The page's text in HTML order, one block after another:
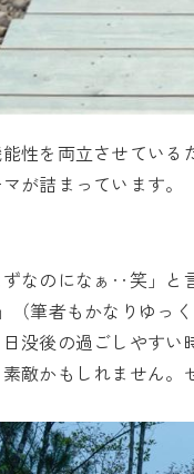
性を両立させてい
が詰まっています。
ずなのになぁ‥笑」
（筆者もかなりゆっ
没後の過ごしやす
敵かもしれません。